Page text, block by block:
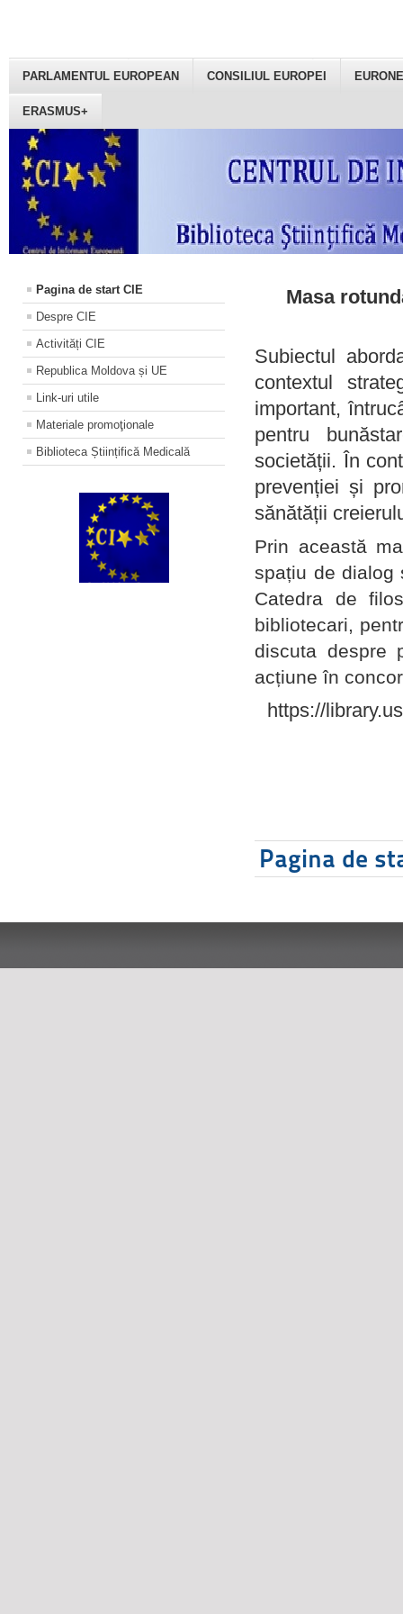
PARLAMENTUL EUROPEAN CONSILIUL EUROPEI
ERASMUS+
Pagina de start CIE
Despre CIE
Activități CIE
Republica Moldova și UE
Link-uri utile
Materiale promoţionale
Biblioteca Științifică Medicală
Masa
Subiectul
contextul
important,
pentru
societății. În
prevenției și
sănătății
Prin această
spațiu de dialog
Catedra de
bibliotecari,
discuta despre
acțiune în
https://
Pagina de